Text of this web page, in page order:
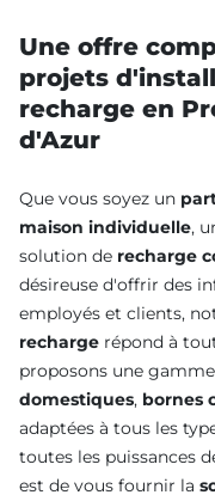
Une offre
projets
recharge en
d'Azur
Que vous soyez un
maison individuelle,
solution de recharge
désireuse d'offrir des
employés et clients,
recharge répond à
proposons une
domestiques, bornes
adaptées à tous les
toutes les puissances
est de vous fournir la